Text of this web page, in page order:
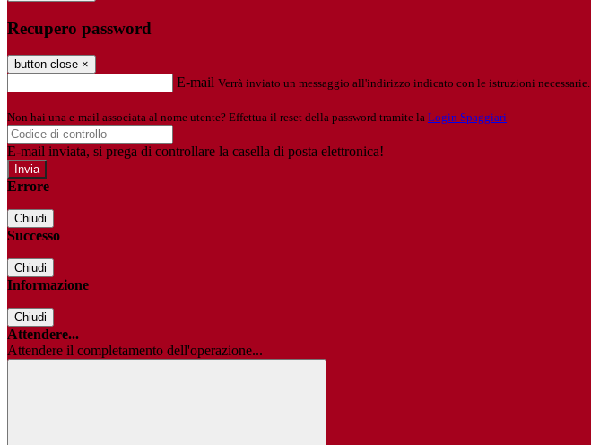
Recupero password
button close ×
E-mail Verrà inviato un messaggio all'indirizzo indicato con le istruzioni necessarie.
Non hai una e-mail associata al nome utente? Effettua il reset della password tramite la Login Spaggiari
E-mail inviata, si prega di controllare la casella di posta elettronica!
Errore
Chiudi
Successo
Chiudi
Informazione
Chiudi
Attendere...
Attendere il completamento dell'operazione...